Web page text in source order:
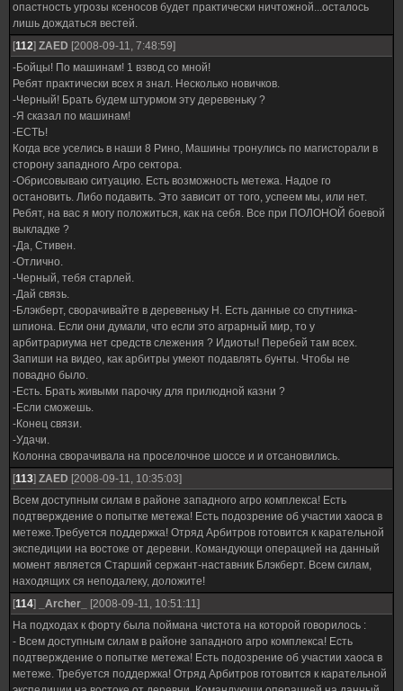
опастность угрозы ксеносов будет практически ничтожной...осталось
лишь дождаться вестей.
[112] ZAED [2008-09-11, 7:48:59]
-Бойцы! По машинам! 1 взвод со мной!
Ребят практически всех я знал. Несколько новичков.
-Черный! Брать будем штурмом эту деревеньку ?
-Я сказал по машинам!
-ЕСТЬ!
Когда все уселись в наши 8 Рино, Машины тронулись по магисторали в
сторону западного Агро сектора.
-Обрисовываю ситуацию. Есть возможность метежа. Надое го
остановить. Либо подавить. Это зависит от того, успеем мы, или нет.
Ребят, на вас я могу положиться, как на себя. Все при ПОЛОНОЙ боевой
выкладке ?
-Да, Стивен.
-Отлично.
-Черный, тебя старлей.
-Дай связь.
-Блэкберт, сворачивайте в деревеньку Н. Есть данные со спутника-
шпиона. Если они думали, что если это аграрный мир, то у
арбитрариума нет средств слежения ? Идиоты! Перебей там всех.
Запиши на видео, как арбитры умеют подавлять бунты. Чтобы не
повадно было.
-Есть. Брать живыми парочку для прилюдной казни ?
-Если сможешь.
-Конец связи.
-Удачи.
Колонна сворачивала на проселочное шоссе и и отсановились.
[113] ZAED [2008-09-11, 10:35:03]
Всем доступным силам в районе западного агро комплекса! Есть
подтверждение о попытке метежа! Есть подозрение об участии хаоса в
метеже.Требуется поддержка! Отряд Арбитров готовится к карательной
экспедиции на востоке от деревни. Командующи операцией на данный
момент является Старший сержант-наставник Блэкберт. Всем силам,
находящих ся неподалеку, доложите!
[114] _Archer_
[2008-09-11, 10:51:11]
На подходах к форту была поймана чистота на которой говорилось :
- Всем доступным силам в районе западного агро комплекса! Есть
подтверждение о попытке метежа! Есть подозрение об участии хаоса в
метеже. Требуется поддержка! Отряд Арбитров готовится к карательной